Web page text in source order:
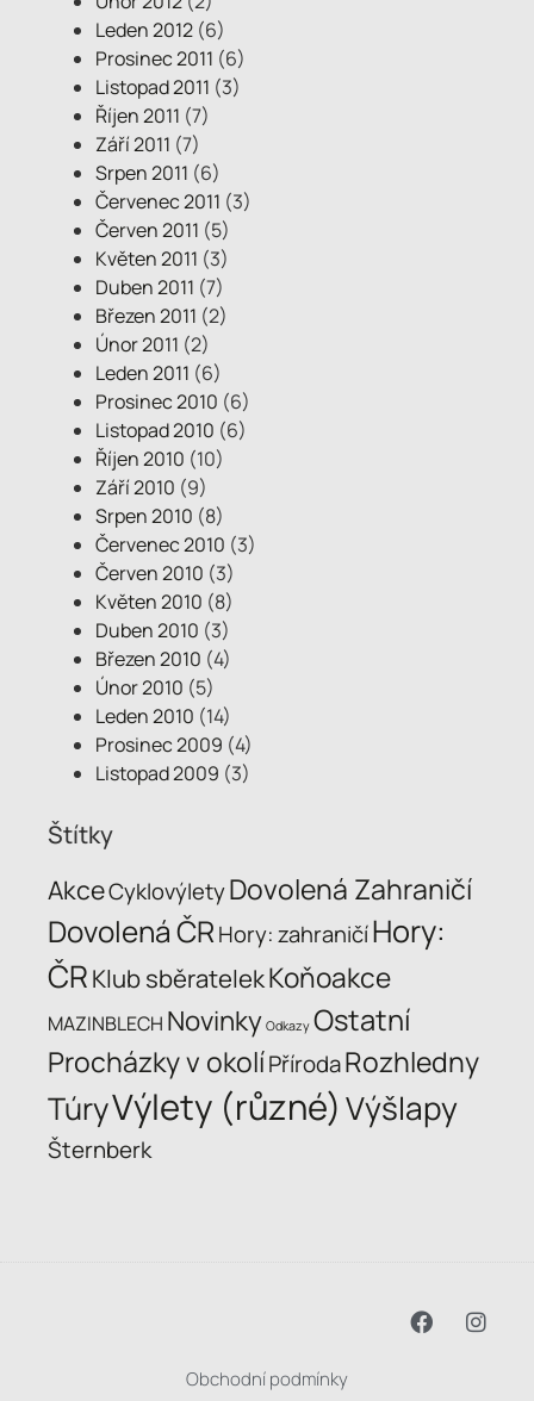
Leden 2012 (6)
Prosinec 2011 (6)
Listopad 2011 (3)
Říjen 2011 (7)
Září 2011 (7)
Srpen 2011 (6)
Červenec 2011 (3)
Červen 2011 (5)
Květen 2011 (3)
Duben 2011 (7)
Březen 2011 (2)
Únor 2011 (2)
Leden 2011 (6)
Prosinec 2010 (6)
Listopad 2010 (6)
Říjen 2010 (10)
Září 2010 (9)
Srpen 2010 (8)
Červenec 2010 (3)
Červen 2010 (3)
Květen 2010 (8)
Duben 2010 (3)
Březen 2010 (4)
Únor 2010 (5)
Leden 2010 (14)
Prosinec 2009 (4)
Listopad 2009 (3)
Štítky
AkceCyklovýletyDovolená Zahraničí
Dovolená ČRHory: zahraničíHory:
ČRKlub sběratelekKoňoakce
MAZINBLECH Novinky Odkazy Ostatní
Procházky v okolíPřírodaRozhledny
TúryVýlety (různé)Výšlapy
Šternberk
Obchodní podmínky